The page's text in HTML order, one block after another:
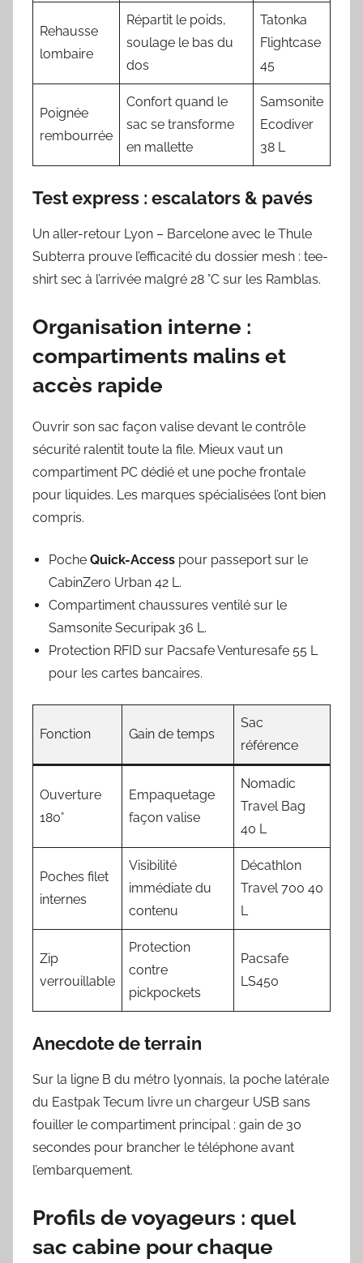
Rehausse
lombaire
Répartit le poids,
soulage le bas du
dos
Tatonka
Flightcase
45
Poignée
rembourrée
Confort quand le
sac se transforme
en mallette
Samsonite
Ecodiver
38 L
Test express : escalators & pavés
Un aller-retour Lyon – Barcelone avec le Thule
Subterra prouve l’efficacité du dossier mesh : tee-
shirt sec à l’arrivée malgré 28 °C sur les Ramblas.
Organisation interne :
compartiments malins et
accès rapide
Ouvrir son sac façon valise devant le contrôle
sécurité ralentit toute la file. Mieux vaut un
compartiment PC dédié et une poche frontale
pour liquides. Les marques spécialisées l’ont bien
compris.
Poche Quick-Access pour passeport sur le
CabinZero Urban 42 L.
Compartiment chaussures ventilé sur le
Samsonite Securipak 36 L.
Protection RFID sur Pacsafe Venturesafe 55 L
pour les cartes bancaires.
Fonction Gain de temps
Sac
référence
Ouverture
180°
Empaquetage
façon valise
Nomadic
Travel Bag
40 L
Poches filet
internes
Visibilité
immédiate du
contenu
Décathlon
Travel 700 40
L
Zip
verrouillable
Protection
contre
pickpockets
Pacsafe
LS450
Anecdote de terrain
Sur la ligne B du métro lyonnais, la poche latérale
du Eastpak Tecum livre un chargeur USB sans
fouiller le compartiment principal : gain de 30
secondes pour brancher le téléphone avant
l’embarquement.
Profils de voyageurs : quel
sac cabine pour chaque